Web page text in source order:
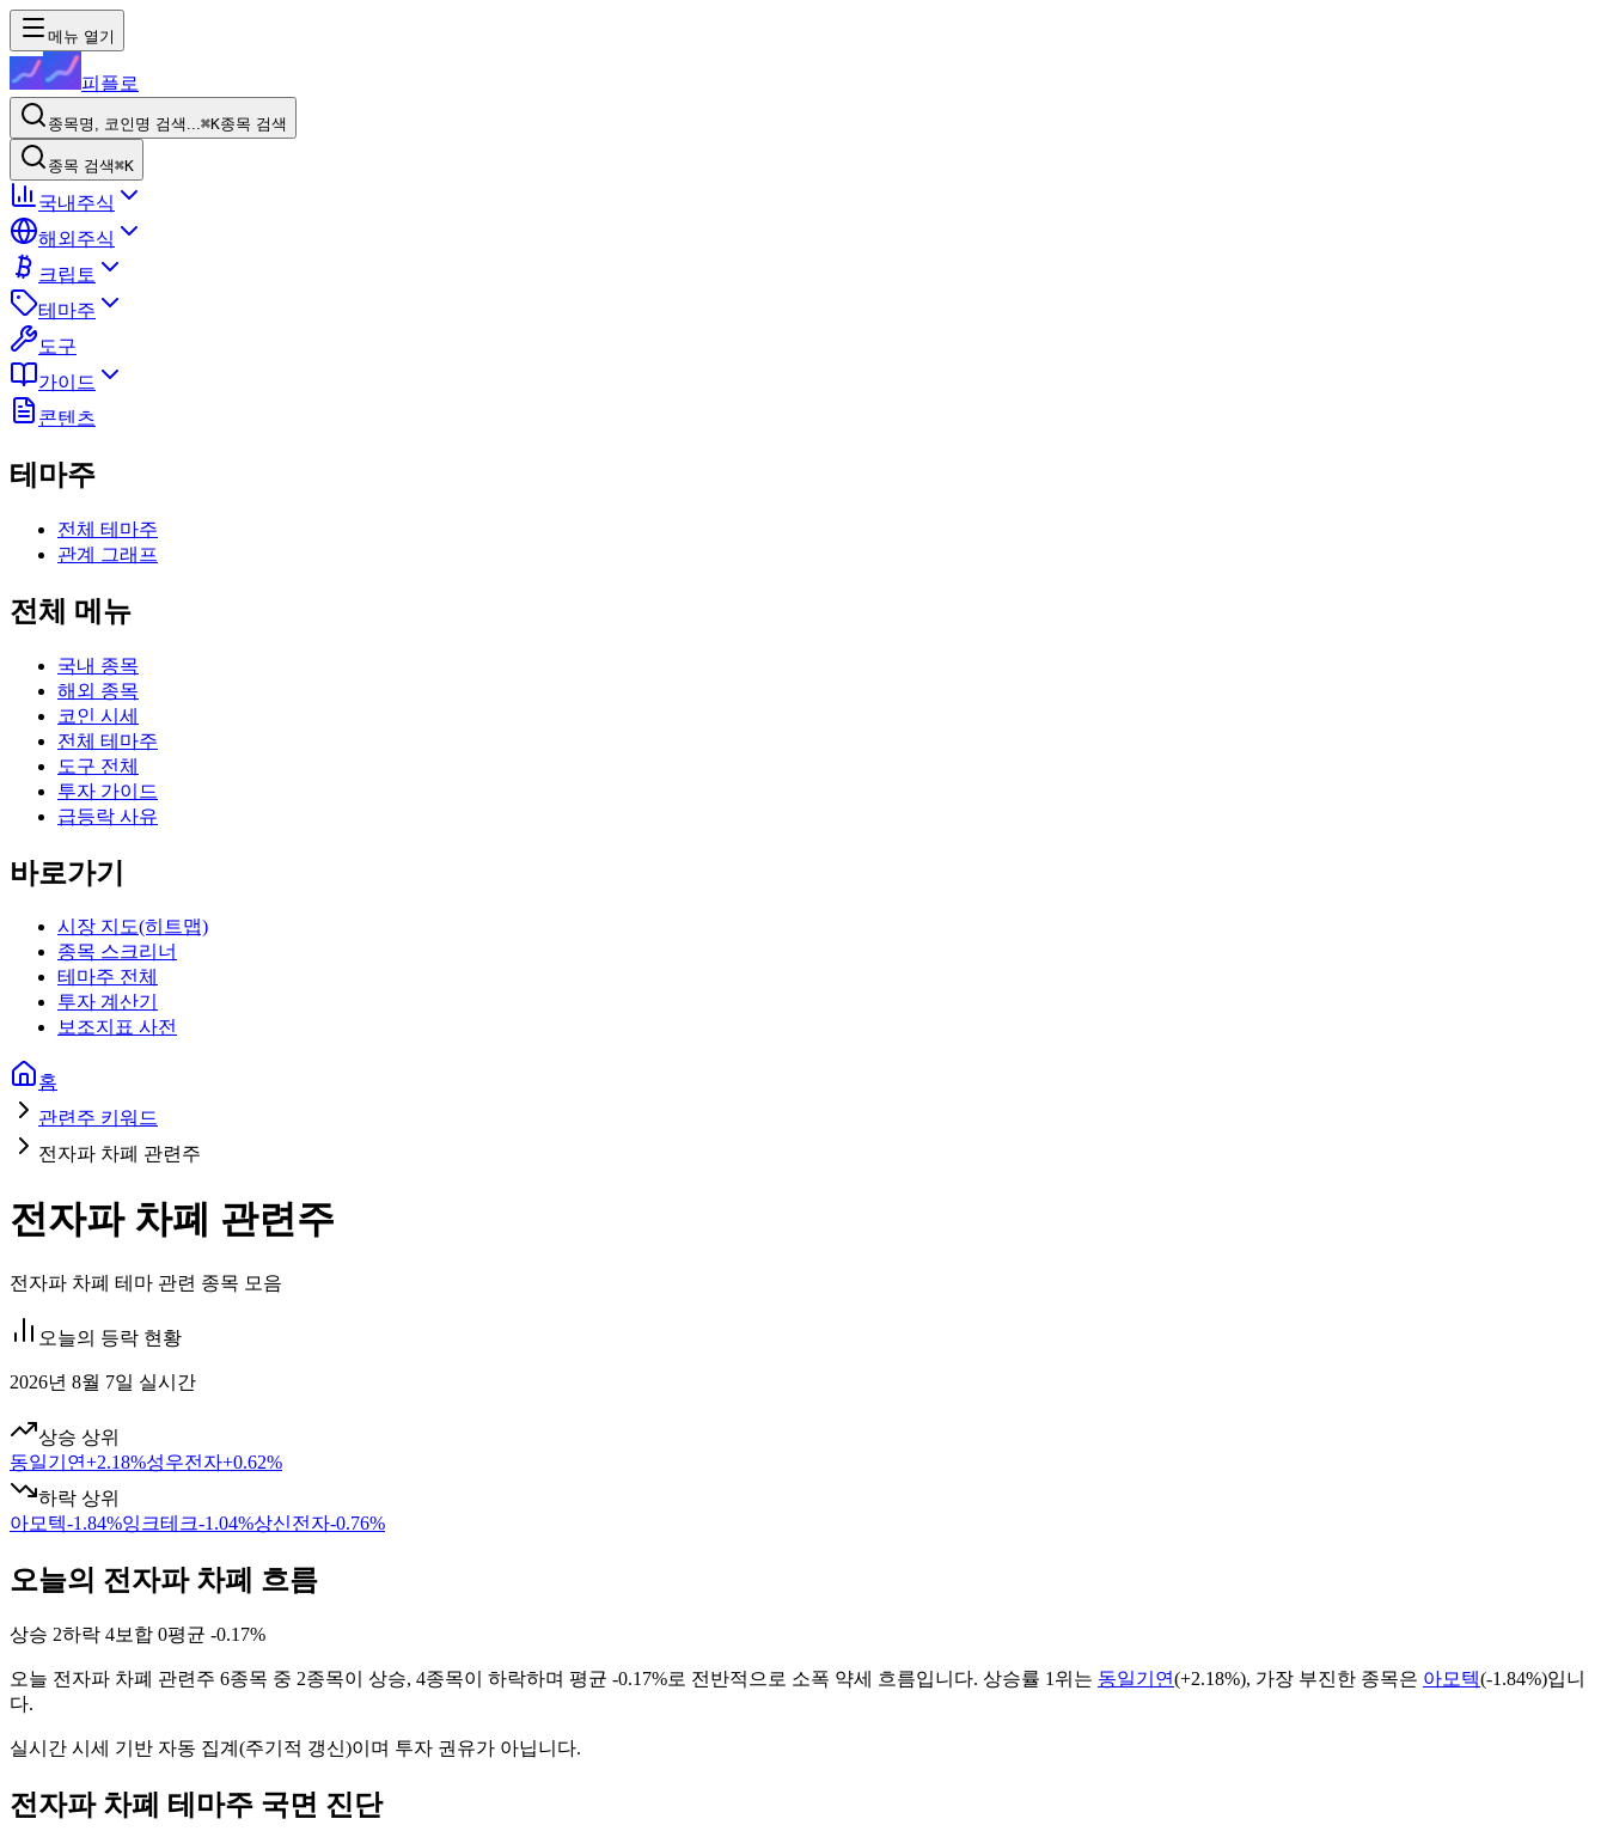
메뉴 열기
피플로
종목명, 코인명 검색...⌘K종목 검색
종목 검색⌘K
국내주식
해외주식
크립토
테마주
도구
가이드
콘텐츠
테마주
전체 테마주
관계 그래프
전체 메뉴
국내 종목
해외 종목
코인 시세
전체 테마주
도구 전체
투자 가이드
급등락 사유
바로가기
시장 지도(히트맵)
종목 스크리너
테마주 전체
투자 계산기
보조지표 사전
홈
관련주 키워드
전자파 차폐 관련주
전자파 차폐 관련주
전자파 차폐 테마 관련 종목 모음
오늘의 등락 현황
2026년 8월 7일 실시간
상승 상위
동일기연+2.18%성우전자+0.62%
하락 상위
아모텍-1.84%잉크테크-1.04%상신전자-0.76%
오늘의 전자파 차폐 흐름
상승 2하락 4보합 0평균 -0.17%
오늘 전자파 차폐 관련주 6종목 중 2종목이 상승, 4종목이 하락하며 평균 -0.17%로 전반적으로 소폭 약세 흐름입니다. 상승률 1위는 동일기연(+2.18%), 가장 부진한 종목은 아모텍(-1.84%)입니
다.
실시간 시세 기반 자동 집계(주기적 갱신)이며 투자 권유가 아닙니다.
전자파 차폐 테마주 국면 진단